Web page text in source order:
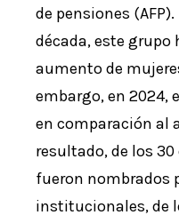
de pensiones
década, este grupo
aumento de
embargo, en 2024,
en comparación al
resultado, de los
fueron nombrados
institucionales, de